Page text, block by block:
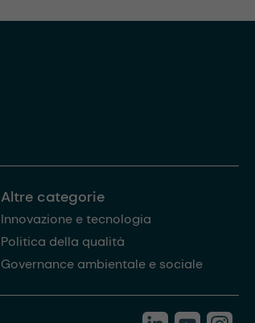
Altre categorie
Innovazione e tecnologia
Politica della qualità
Governance ambientale e sociale